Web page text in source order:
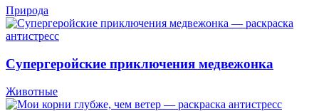
Природа
Супергеройские приключения медвежонка
Животные